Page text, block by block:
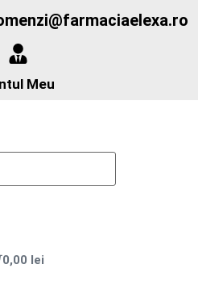
Meu
0,00 lei